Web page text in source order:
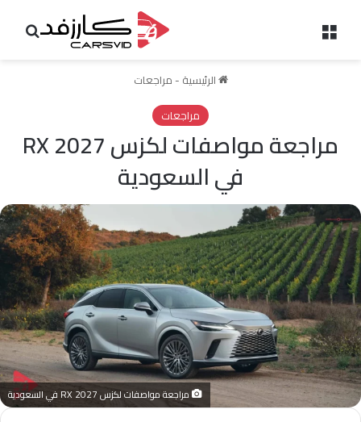
الرئيسية - مراجعات
مراجعات
مراجعة مواصفات لكزس RX 2027
في السعودية
مراجعة مواصفات لكزس RX 2027 في السعودية